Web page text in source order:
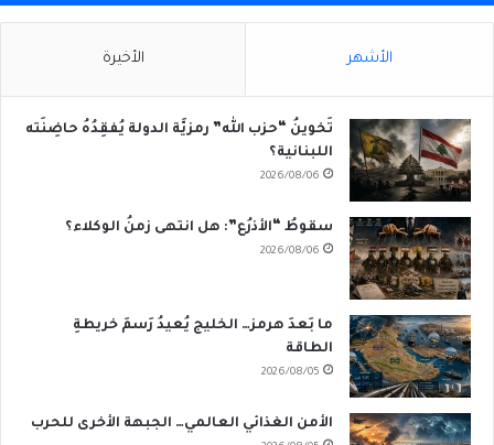
الأشهر الأخيرة
تَخوينُ “حزب الله” رمزيَّة الدولة يُفقِدُهُ حاضِنَته
اللبنانية؟
2026/08/06
سقوطُ “الأذرُع”: هل انتهى زمنُ الوكلاء؟
2026/08/06
ما بَعدَ هرمز… الخليج يُعيدُ رَسمَ خريطةِ
الطاقة
2026/08/05
الأمن الغذائي العالمي… الجبهة الأخرى للحرب